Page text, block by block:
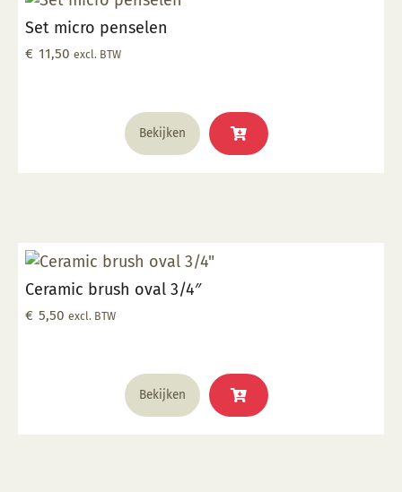
Set micro penselen
€ 11,50 excl. BTW
Bekijken
Ceramic brush oval 3/4″
€ 5,50 excl. BTW
Bekijken